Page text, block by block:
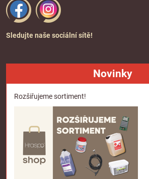
Sledujte naše sociální sítě!
Novinky
Rozšiřujeme sortiment!